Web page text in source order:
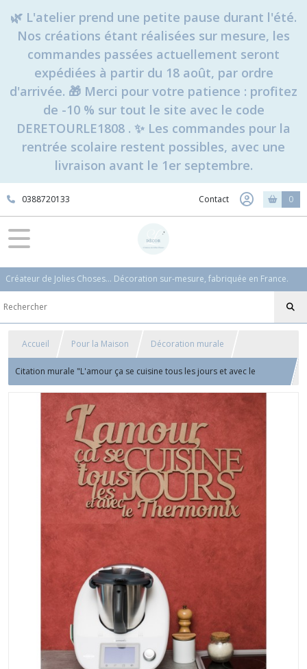
🌿 L'atelier prend une petite pause durant l'été.
Nos créations étant réalisées sur mesure, les
commandes passées actuellement seront
expédiées à partir du 18 août, par ordre
d'arrivée. 🎁 Merci pour votre patience : profitez
de -10 % sur tout le site avec le code
DERETOURLE1808 . ✨ Les commandes pour la
rentrée scolaire restent possibles, avec une
livraison avant le 1er septembre.
0388720133 Contact 0
Créateur de Jolies Choses... Décoration sur-mesure, fabriquée en France.
Accueil Pour la Maison Décoration murale
Citation murale "L'amour ça se cuisine tous les jours et avec le
Thermomix" - stickers en bois